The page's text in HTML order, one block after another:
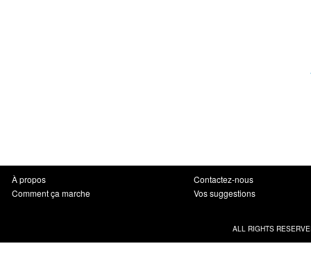
À propos
Comment ça marche
Contactez-nous
Vos suggestions
ALL RIGHTS